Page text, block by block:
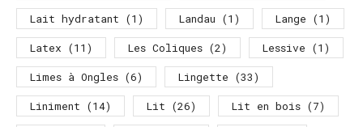
Lait hydratant (1) Landau (1) Lange (1)
Latex (11) Les Coliques (2) Lessive (1)
Limes à Ongles (6) Lingette (33)
Liniment (14) Lit (26) Lit en bois (7)